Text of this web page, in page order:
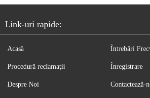
Link-uri rapide:
Acasă
Procedură reclamaţii
Despre Noi
Întrebări
Înregistrare
Contactează-